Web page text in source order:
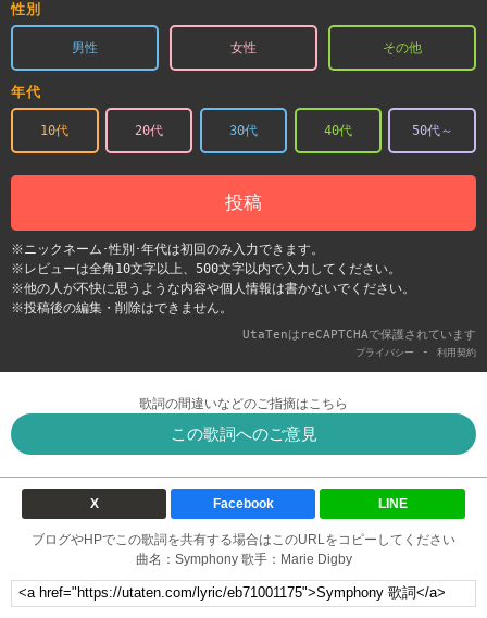
性別
男性 女性 その他
年代
10代 20代 30代 40代 50代～
投稿
※ニックネーム･性別･年代は初回のみ入力できます。
※レビューは全角10文字以上、500文字以内で入力してください。
※他の人が不快に思うような内容や個人情報は書かないでください。
※投稿後の編集・削除はできません。
UtaTenはreCAPTCHAで保護されています
プライバシー - 利用契約
歌詞の間違いなどのご指摘はこちら
この歌詞へのご意見
X Facebook LINE
ブログやHPでこの歌詞を共有する場合はこのURLをコピーしてください
曲名：Symphony 歌手：Marie Digby